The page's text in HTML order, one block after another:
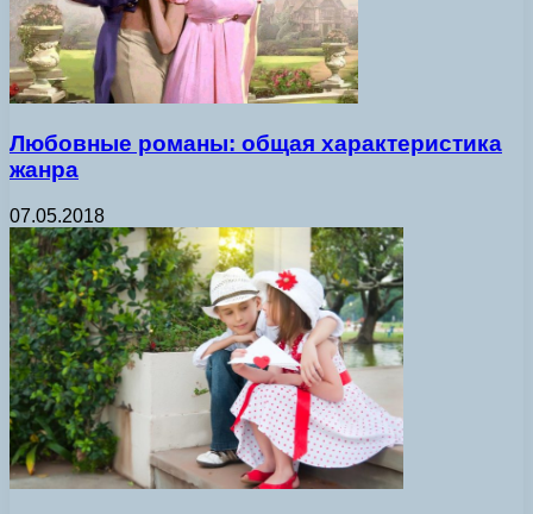
Любовные романы: общая характеристика
жанра
07.05.2018